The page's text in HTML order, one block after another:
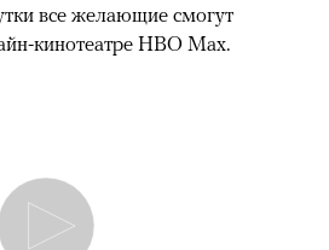
все желающие смогут
кинотеатре HBO Max.